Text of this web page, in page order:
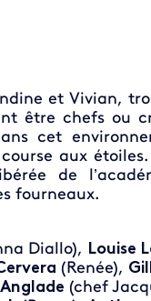
et Vivian,
être chefs ou
cet
aux
de
fourneaux.
Diallo), Louise
(Renée),
(chef